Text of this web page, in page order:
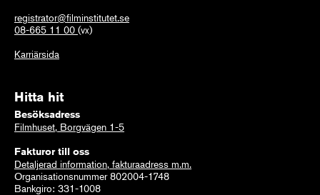
registrator@filminstitutet.se
08-665 11 00 (vx)
Karriärsida
Hitta hit
Besöksadress
Filmhuset, Borgvägen 1-5
Fakturor till oss
Detaljerad information, fakturaadress m.m.
Organisationsnummer 802004-1748
Bankgiro: 331-1008